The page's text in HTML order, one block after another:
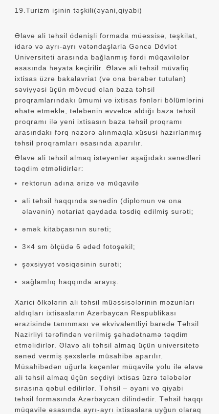
19.Turizm işinin təşkili(əyani,qiyabi)
Əlavə ali təhsil ödənişli formada müəssisə, təşkilat,
idarə və ayrı-ayrı vətəndaşlarla Gəncə Dövlət
Universiteti arasında bağlanmış fərdi müqavilələr
əsasında həyata keçirilir. Əlavə ali təhsil müvafiq
ixtisas üzrə bakalavriat (və ona bərabər tutulan)
səviyyəsi üçün mövcud olan baza təhsil
proqramlarındakı ümumi və ixtisas fənləri bölümlərini
əhatə etməklə, tələbənin əvvəlcə aldığı baza təhsil
proqramı ilə yeni ixtisasın baza təhsil proqramı
arasındakı fərq nəzərə alınmaqla xüsusi hazırlanmış
təhsil proqramları əsasında aparılır.
Əlavə ali təhsil almaq istəyənlər aşağıdakı sənədləri
təqdim etməlidirlər:
rektorun adına ərizə və müqavilə
ali təhsil haqqında sənədin (diplomun və ona
əlavənin) notariat qaydada təsdiq edilmiş surəti;
əmək kitabçasının surəti;
3×4 sm ölçüdə 6 ədəd fotoşəkil;
şəxsiyyət vəsiqəsinin surəti;
sağlamlıq haqqında arayış.
Xarici ölkələrin ali təhsil müəssisələrinin məzunları
aldıqları ixtisasların Azərbaycan Respublikası
ərazisində tanınması və ekvivalentliyi barədə Təhsil
Nazirliyi tərəfindən verilmiş şəhadətnamə təqdim
etməlidirlər. Əlavə ali təhsil almaq üçün universitetə
sənəd vermiş şəxslərlə müsahibə aparılır.
Müsahibədən uğurla keçənlər müqavilə yolu ilə əlavə
ali təhsil almaq üçün seçdiyi ixtisas üzrə tələbələr
sırasına qəbul edilirlər. Təhsil – əyani və qiyabi
təhsil formasında Azərbaycan dilindədir. Təhsil haqqı
müqavilə əsasında ayrı-ayrı ixtisaslara uyğun olaraq